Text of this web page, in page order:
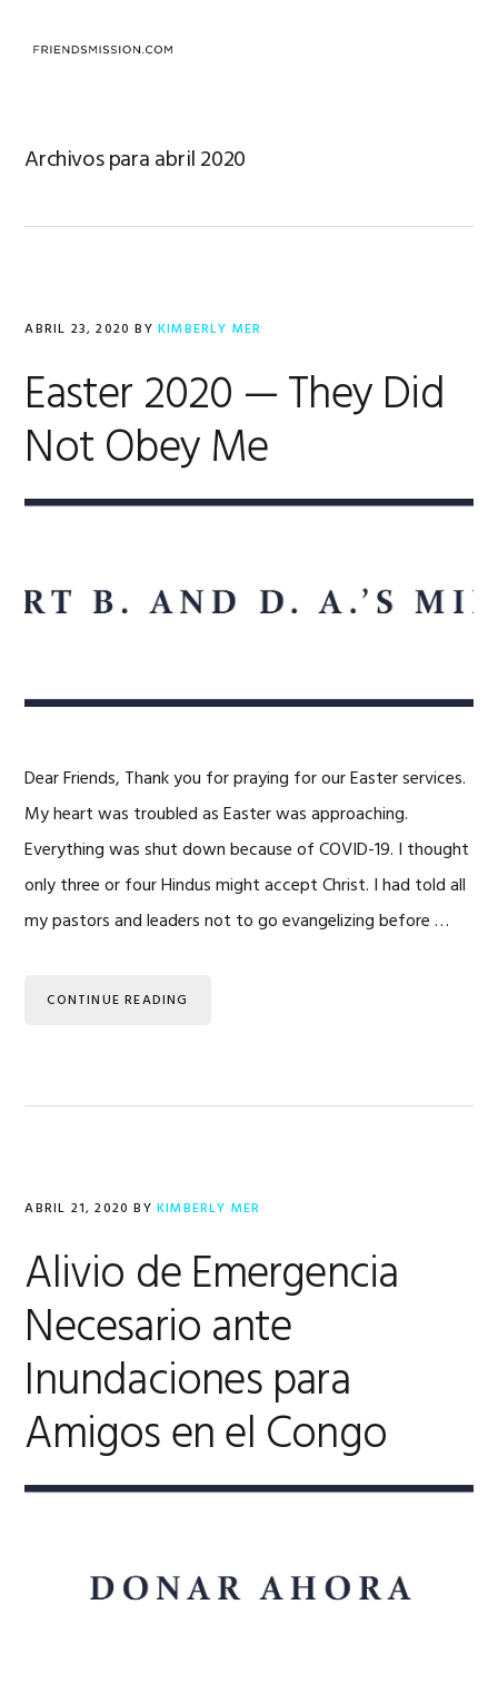
Archivos para abril 2020
ABRIL 23, 2020 BYKIMBERLY MER
Easter 2020 — They Did
Not Obey Me
Dear Friends, Thank you for praying for our Easter services.
My heart was troubled as Easter was approaching.
Everything was shut down because of COVID-19. I thought
only three or four Hindus might accept Christ. I had told all
my pastors and leaders not to go evangelizing before …
CONTINUE READING
ABRIL 21, 2020 BYKIMBERLY MER
Alivio de Emergencia
Necesario ante
Inundaciones para
Amigos en el Congo